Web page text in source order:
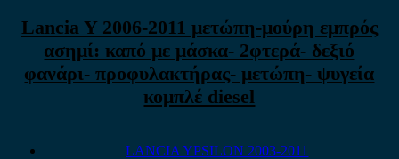
Lancia Y 2006-2011 μετώπη-μούρη εμπρός
ασημί: καπό με μάσκα- 2φτερά- δεξιό
φανάρι- προφυλακτήρας- μετώπη- ψυγεία
κομπλέ diesel
LANCIA YPSILON 2003-2011